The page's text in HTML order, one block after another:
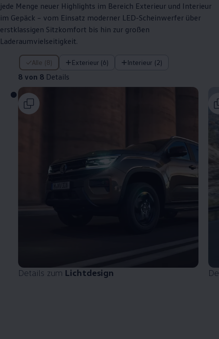
jede Menge neuer Highlights im Bereich Exterieur und Interieur
im Gepäck – vom Einsatz moderner LED-Scheinwerfer über
erstklassigen Sitzkomfort bis hin zur großen
Laderaumvielseitigkeit.
Alle (8) Exterieur (6) Interieur (2)
8 von 8 Details
8 von 8 Details
Details zum Lichtdesign